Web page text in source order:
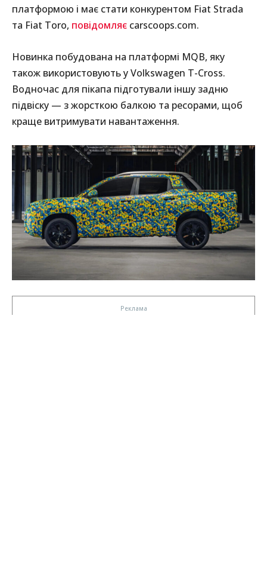
платформою і має стати конкурентом Fiat Strada
та Fiat Toro, повідомляє carscoops.com.
Новинка побудована на платформі MQB, яку
також використовують у Volkswagen T-Cross.
Водночас для пікапа підготували іншу задню
підвіску — з жорсткою балкою та ресорами, щоб
краще витримувати навантаження.